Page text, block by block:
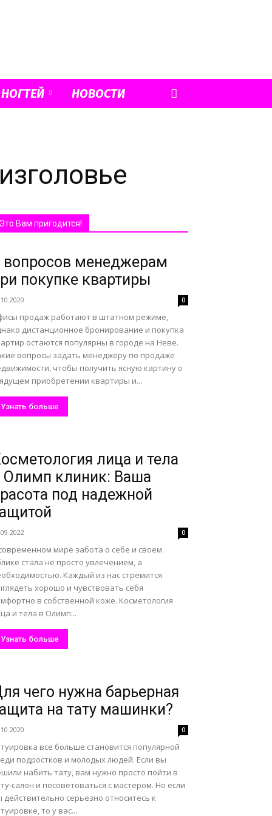
НОВОСТИ
Это Вам пригодится!
вопросов менеджерам
покупке квартиры
0
продаж работают в штатном режиме,
дистанционное бронирование и покупка
остаются популярны в городе на Неве.
вопросы задать менеджеру по продаже
чтобы получить ясную картину о
приобретении квартиры и...
Узнать больше
лица и тела
Олимп клиник: Ваша
под надежной
0
мире забота о себе и своем
стала не просто увлечением, а
Каждый из нас стремится
хорошо и чувствовать себя
в собственной коже. Косметология
и тела в Олимп...
Узнать больше
чего нужна барьерная
на тату машинки?
0
все больше становится популярной
подростков и молодых людей. Если вы
набить тату, вам нужно просто пойти в
салон и посоветоваться с мастером. Но если
действительно серьезно относитесь к
то у вас...